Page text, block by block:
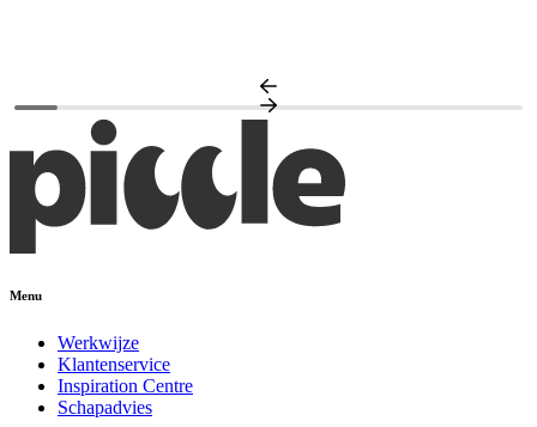
Menu
Werkwijze
Klantenservice
Inspiration Centre
Schapadvies